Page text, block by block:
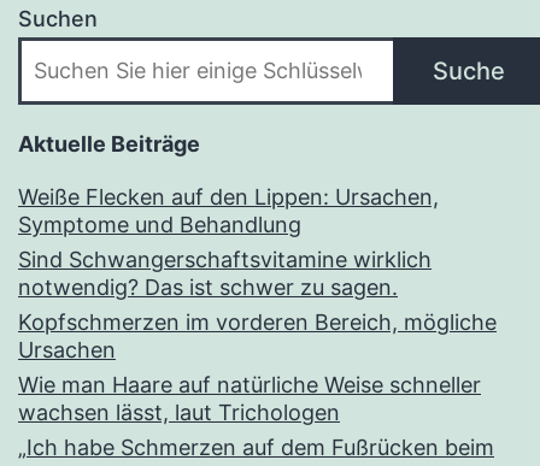
Suchen
Suche
Aktuelle Beiträge
Weiße Flecken auf den Lippen: Ursachen,
Symptome und Behandlung
Sind Schwangerschaftsvitamine wirklich
notwendig? Das ist schwer zu sagen.
Kopfschmerzen im vorderen Bereich, mögliche
Ursachen
Wie man Haare auf natürliche Weise schneller
wachsen lässt, laut Trichologen
„Ich habe Schmerzen auf dem Fußrücken beim